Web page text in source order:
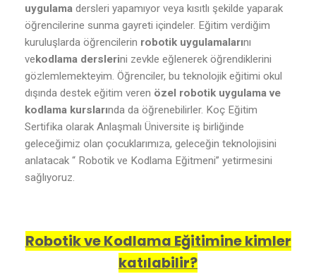
uygulama dersleri yapamıyor veya kısıtlı şekilde yaparak
öğrencilerine sunma gayreti içindeler. Eğitim verdiğim
kuruluşlarda öğrencilerin robotik uygulamalarını
vekodlama derslerini zevkle eğlenerek öğrendiklerini
gözlemlemekteyim. Öğrenciler, bu teknolojik eğitimi okul
dışında destek eğitim veren özel robotik uygulama ve
kodlama kurslarında da öğrenebilirler. Koç Eğitim
Sertifika olarak Anlaşmalı Üniversite iş birliğinde
geleceğimiz olan çocuklarımıza, geleceğin teknolojisini
anlatacak “ Robotik ve Kodlama Eğitmeni” yetirmesini
sağlıyoruz.
Robotik ve Kodlama Eğitimine kimler
katılabilir?